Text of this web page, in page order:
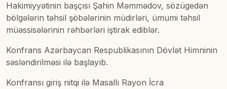
Hakimiyyətinin başçısı Şahin Məmmədov, sözügedən
bölgələrin təhsil şöbələrinin müdirləri, ümumi təhsil
müəssisələrinin rəhbərləri iştirak ediblər.
Konfrans Azərbaycan Respublikasının Dövlət Himninin
səsləndirilməsi ilə başlayıb.
Konfransı giriş nitqi ilə Masallı Rayon İcra